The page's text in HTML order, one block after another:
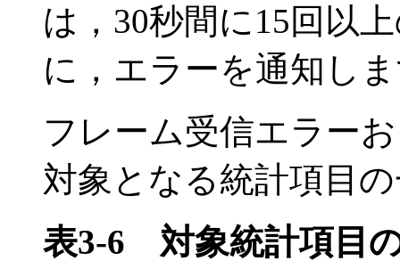
は，30秒間に15回以
に，エラーを通知し
フレーム受信エラー
対象となる統計項目
表3-6 対象統計項目